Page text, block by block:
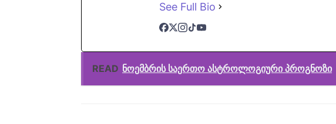
See Full Bio
READ ნოემბრის საერთო ასტროლოგიური პროგნოზი